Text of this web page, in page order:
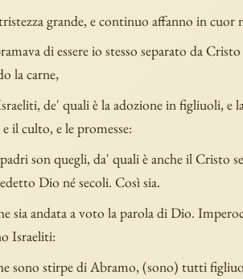
grande, e continuo affanno in cuor
di essere io stesso separato da
la carne,
de' quali è la adozione in figliuoli, e
e il culto, e le promesse:
son quegli, da' quali è anche il Cristo
Dio né secoli. Così sia.
sia andata a voto la parola di Dio.
Israeliti:
sono stirpe di Abramo, (sono) tutti